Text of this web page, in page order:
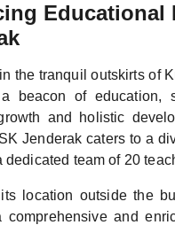
Educational
the tranquil outskirts of
beacon of education,
and holistic
Jenderak caters to a
dedicated team of 20
location outside the
comprehensive and